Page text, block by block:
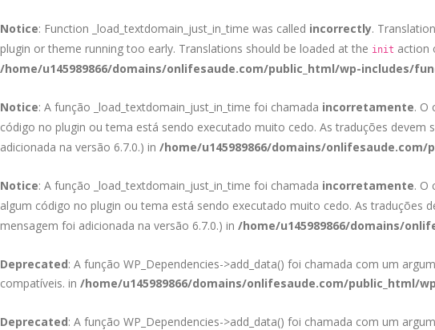
Notice: Function _load_textdomain_just_in_time was called incorrectly.
plugin or theme running too early. Translations should be loaded at the init action
/home/u145989866/domains/onlifesaude.com/public_html/wp-includes/
Notice: A função _load_textdomain_just_in_time foi chamada incorretamente. O
código no plugin ou tema está sendo executado muito cedo. As traduções devem
adicionada na versão 6.7.0.) in /home/u145989866/domains/
Notice: A função _load_textdomain_just_in_time foi chamada incorretamente. O
algum código no plugin ou tema está sendo executado muito cedo. As traduções
mensagem foi adicionada na versão 6.7.0.) in /home/u145989866/domains/
Deprecated: A função WP_Dependencies->add_data() foi chamada com um
compatíveis. in /home/u145989866/domains/onlifesaude.com/public_html/
Deprecated: A função WP_Dependencies->add_data() foi chamada com um